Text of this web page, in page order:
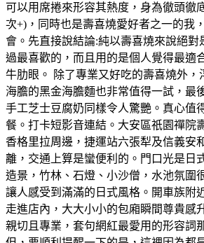
可以用席捲來形容其熱度，身為徹頭徹
次+)，同時也是壽喜燒愛好者之一的我
會。先直接說結論:純以壽喜燒來說絕對
過最喜歡的，而且用的是個人覺得最適
牛肋眼。 除了專業又好吃的壽喜燒外，
海膽的黑金海膽麵也非常值得一試，最
手工芝士豆腐奶同樣令人驚艷。真心值
餐。打卡短影音連結。大安區祇園禪院
香格里拉周邊，捷運站六張犁及信義安
離，交通上算是蠻便利的。門口光是日
造景，竹林、石燈、小沙僧，水池氛圍
讓人感受到滿滿的日式風格。開車族附
走進店內，大大小小的包廂瞬間尊貴感
親切且專業，套句網紅最愛用的形容詞